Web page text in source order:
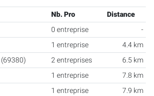
Nb. Pro
Distance
0 entreprise
-
1 entreprise
4.4 km
(69380) 2 entreprises
6.5 km
1 entreprise
7.8 km
1 entreprise
7.9 km